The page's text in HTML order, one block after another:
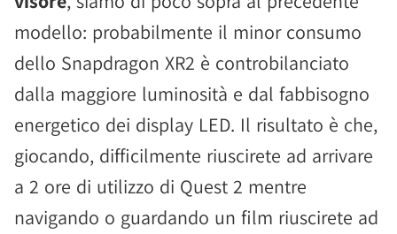
modello: probabilmente il minor consumo
dello Snapdragon XR2 è controbilanciato
dalla maggiore luminosità e dal fabbisogno
energetico dei display LED. Il risultato è che,
giocando, difficilmente riuscirete ad arrivare
a 2 ore di utilizzo di Quest 2 mentre
navigando o guardando un film riuscirete ad